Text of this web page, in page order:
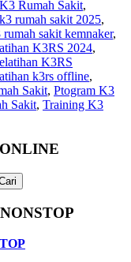
Rumah Sakit,
rumah sakit 2025,
sakit kemnaker,
K3RS 2024,
K3RS
k3rs offline,
Sakit, Ptogram K3
Sakit, Training K3